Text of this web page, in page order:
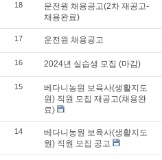
18
운전원 채용공고(2차 재공고-
채용완료)
17 운전원 채용공고
16 2024년 실습생 모집 (마감)
15
베다니농원 보육사(생활지도
원) 직원 모집 재공고(채용완
료)
14
베다니농원 보육사(생활지도
원) 직원 모집 공고